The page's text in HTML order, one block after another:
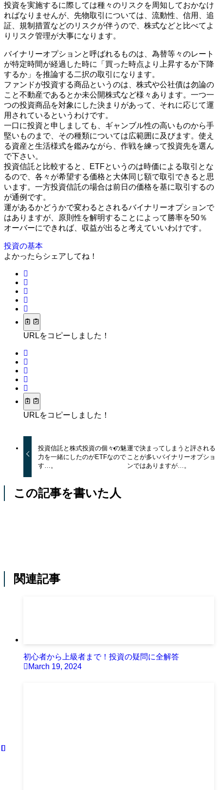
投資を実施するに際しては種々のリスクを周知しておかなけ
ればなりませんが、先物取引については、流動性、信用、追
証、規制措置などのリスクが伴うので、株式などと比べてよ
りリスク管理が大事になります。
バイナリーオプションと呼ばれるものは、為替等々のレート
が特定時間が経過した時に「買った時点より上昇するか下降
するか」を推論する二択の取引になります。
ファンドが投資する商品というのは、株式や公社債は勿論の
こと不動産であるとか未公開株式など様々あります。一つ一
つの投資商品を対象にした決まりがあって、それに応じて運
用されているというわけです。
一口に投資と申しましても、ギャンブル性の高いものから手
堅いものまで、その種類については広範囲に及びます。使え
る資産と生活様式を鑑みながら、作戦を練って投資先を選ん
で下さい。
投資信託と比較すると、ETFというのは時価による取引とな
るので、各々が希望する価格と大体同じ額で取引できると思
います。一方投資信託の場合は前日の価格を基に取引するの
が通例です。
運があるかどうかで変わるとされるバイナリーオプションで
はありますが、原則性を解明することによって勝率を50％
オーバーにできれば、収益が出ると考えていいわけです。
投資の基本
よかったらシェアしてね！
URLをコピーしました！
URLをコピーしました！
投資信託と株式投資の個々の魅
力を一緒にしたのがETFなので
す…。
運で決まってしまうと評される
ことが多いバイナリーオプショ
ンではありますが…。
この記事を書いた人
関連記事
初心者から上級者まで！投資の疑問に全解答
March 19, 2024